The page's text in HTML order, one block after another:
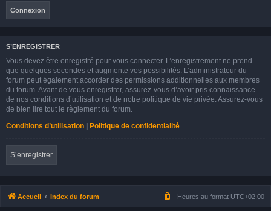
S’ENREGISTRER
Vous devez être enregistré pour vous connecter. L’enregistrement ne prend
que quelques secondes et augmente vos possibilités. L’administrateur du
forum peut également accorder des permissions additionnelles aux membres
du forum. Avant de vous enregistrer, assurez-vous d’avoir pris connaissance
de nos conditions d’utilisation et de notre politique de vie privée. Assurez-vous
de bien lire tout le règlement du forum.
Conditions d’utilisation | Politique de confidentialité
S’enregistrer
Accueil Index du forum Heures au format UTC+02:00